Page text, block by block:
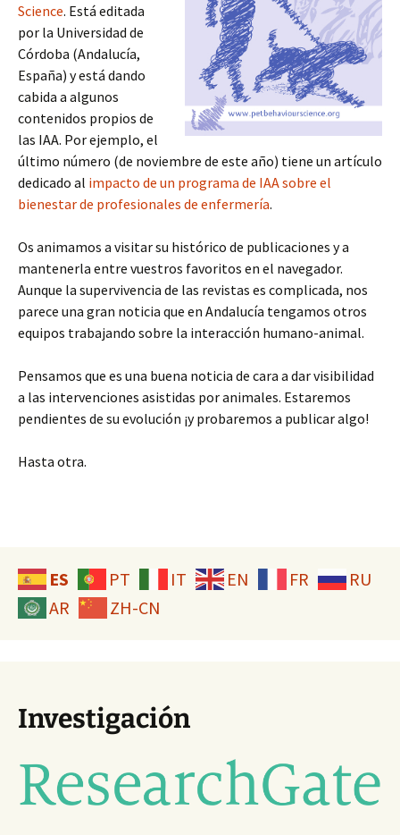
Science. Está editada
por la Universidad de
Córdoba (Andalucía,
España) y está dando
cabida a algunos
contenidos propios de
las IAA. Por ejemplo, el
último número (de noviembre de este año) tiene un artículo
dedicado al impacto de un programa de IAA sobre el
bienestar de profesionales de enfermería.
Os animamos a visitar su histórico de publicaciones y a
mantenerla entre vuestros favoritos en el navegador.
Aunque la supervivencia de las revistas es complicada, nos
parece una gran noticia que en Andalucía tengamos otros
equipos trabajando sobre la interacción humano-animal.
Pensamos que es una buena noticia de cara a dar visibilidad
a las intervenciones asistidas por animales. Estaremos
pendientes de su evolución ¡y probaremos a publicar algo!
Hasta otra.
ES PT IT EN FR
RU
AR
ZH-CN
Investigación